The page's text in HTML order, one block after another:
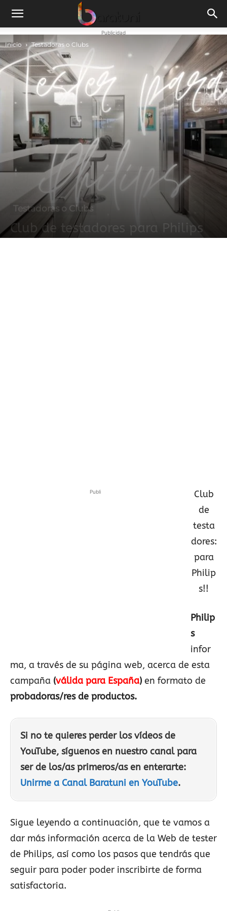
Publicidad
Inicio Testadoras o Clubs
Testadoras o Clubs
Club de testadores para Philips
Publi
Club
de
testa
dores:
para
Philip
s!!
Philip
s
infor
ma, a través de su página web, acerca de esta
campaña (válida para España) en formato de
probadoras/res de productos.
Si no te quieres perder los vídeos de
YouTube, síguenos en nuestro canal para
ser de los/as primeros/as en enterarte:
Unirme a Canal Baratuni en YouTube.
Sigue leyendo a continuación, que te vamos a
dar más información acerca de la Web de tester
de Philips, así como los pasos que tendrás que
seguir para poder poder inscribirte de forma
satisfactoria.